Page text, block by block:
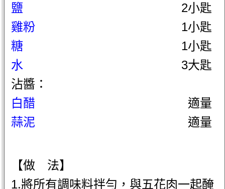
鹽
2小匙
雞粉
1小匙
糖
1小匙
水
3大匙
沾醬：
白醋
適量
蒜泥
適量
【做 法】
1.將所有調味料拌勻，與五花肉一起醃